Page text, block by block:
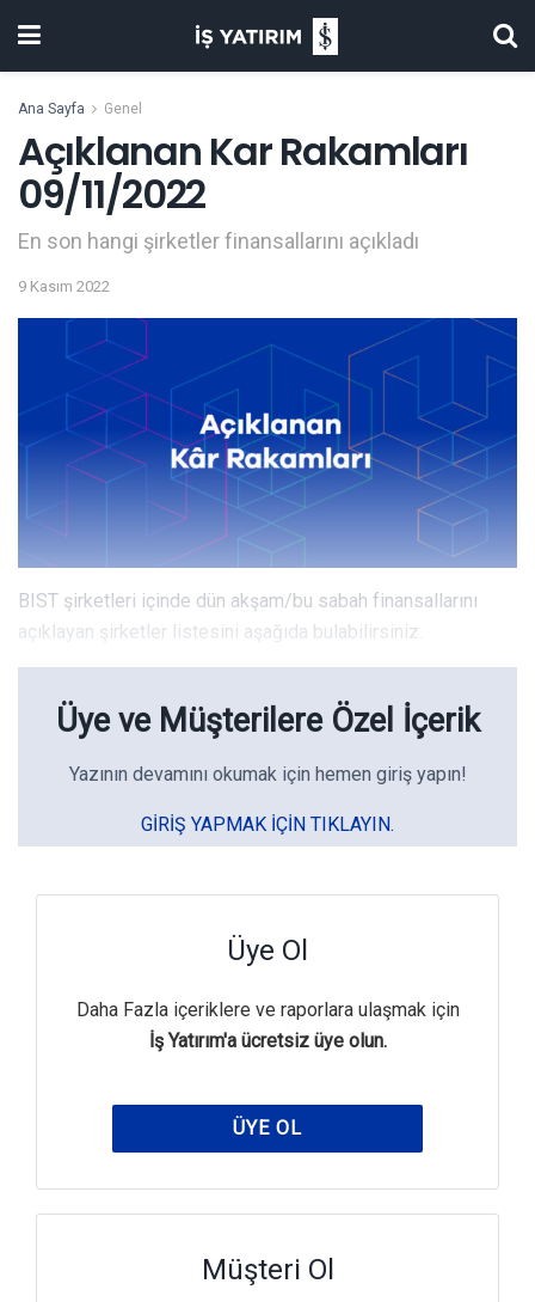
Ana Sayfa Genel
Açıklanan Kar Rakamları
09/11/2022
En son hangi şirketler finansallarını açıkladı
9 Kasım 2022
BIST şirketleri içinde dün akşam/bu sabah finansallarını
açıklayan şirketler listesini aşağıda bulabilirsiniz.
Üye ve Müşterilere Özel İçerik
Yazının devamını okumak için hemen giriş yapın!
GIRIŞ YAPMAK IÇIN TIKLAYIN.
Üye Ol
Daha Fazla içeriklere ve raporlara ulaşmak için
İş Yatırım'a ücretsiz üye olun.
ÜYE OL
Müşteri Ol